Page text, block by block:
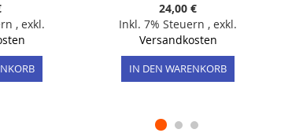
, exkl.
24,00 €
Inkl. 7% Steuern , exkl.
Versandkosten
IN DEN WARENKORB